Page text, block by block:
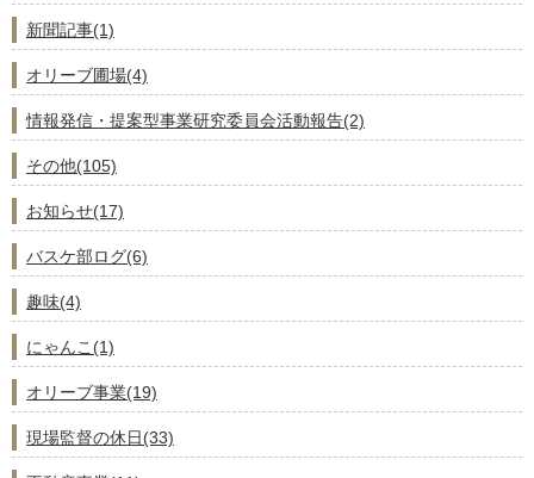
新聞記事(1)
オリーブ圃場(4)
情報発信・提案型事業研究委員会活動報告(2)
その他(105)
お知らせ(17)
バスケ部ログ(6)
趣味(4)
にゃんこ(1)
オリーブ事業(19)
現場監督の休日(33)